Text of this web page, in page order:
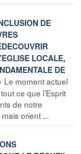
DE
LOCALE,
DE
Le moment actuel
ce que l’Esprit
de notre
orient ...